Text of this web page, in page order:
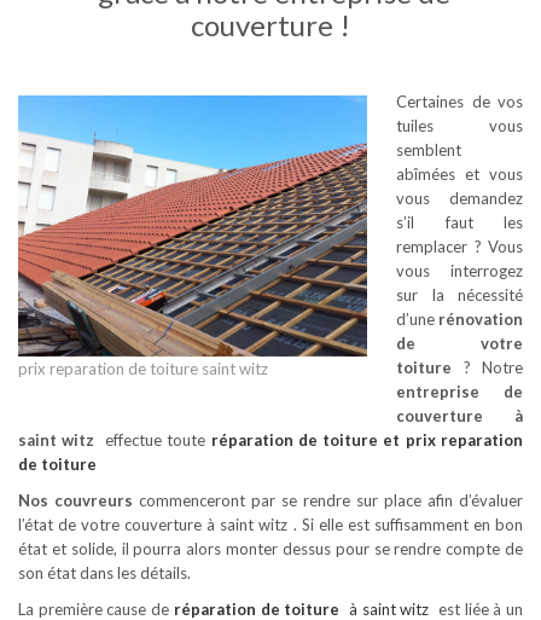
couverture !
prix reparation de toiture saint witz
Certaines de vos
tuiles vous
semblent
abîmées et vous
vous demandez
s’il faut les
remplacer ? Vous
vous interrogez
sur la nécessité
d’une rénovation
de votre
toiture ? Notre
entreprise de
couverture à
saint witz effectue toute réparation de toiture et prix reparation
de toiture
Nos couvreurs commenceront par se rendre sur place afin d’évaluer
l’état de votre couverture à saint witz . Si elle est suffisamment en bon
état et solide, il pourra alors monter dessus pour se rendre compte de
son état dans les détails.
La première cause de réparation de toiture à saint witz est liée à un